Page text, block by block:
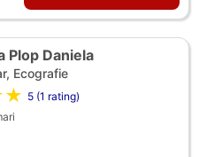
Plop Daniela
Ecografie
5 (1 rating)